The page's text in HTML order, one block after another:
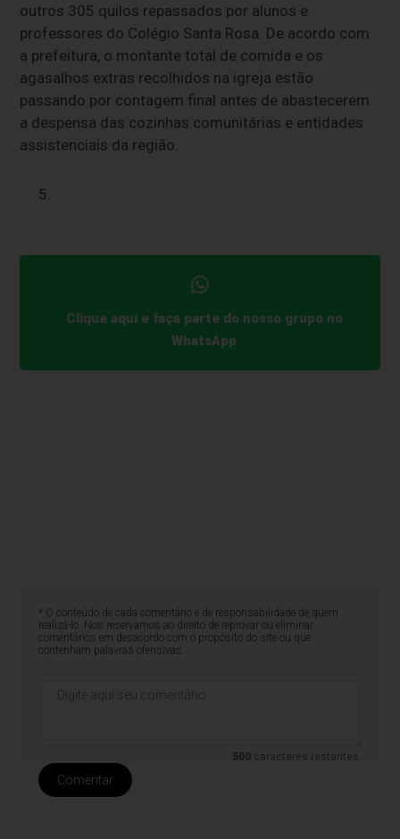
outros 305 quilos repassados por alunos e
professores do Colégio Santa Rosa. De acordo com
a prefeitura, o montante total de comida e os
agasalhos extras recolhidos na igreja estão
passando por contagem final antes de abastecerem
a despensa das cozinhas comunitárias e entidades
assistenciais da região.
Clique aqui e faça parte do nosso grupo no
WhatsApp
* O conteúdo de cada comentário é de responsabilidade de quem
realizá-lo. Nos reservamos ao direito de reprovar ou eliminar
comentários em desacordo com o propósito do site ou que
contenham palavras ofensivas.
500 caracteres restantes.
Comentar